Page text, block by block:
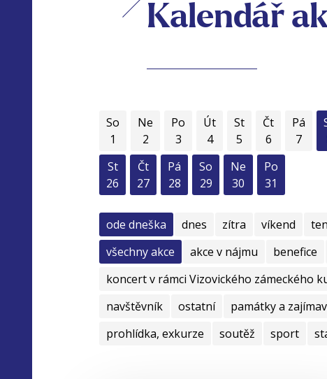
Kalendář
So
1
Ne
2
Po
3
Út
4
St
5
Čt
6
Pá
7
St
26
Čt
27
Pá
28
So
29
Ne
30
Po
31
ode dneška dnes zítra víkend
všechny akce
akce v nájmu benefice
koncert v rámci Vizovického zámeckého
navštěvník
ostatní památky a
prohlídka, exkurze
soutěž sport